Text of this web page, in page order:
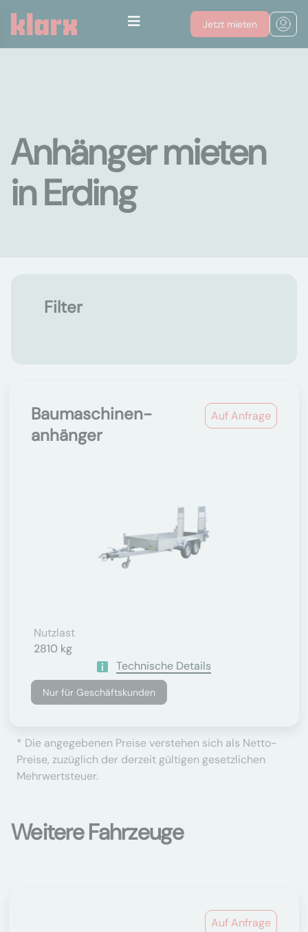
Jetzt mieten
Anhänger mieten
in Erding
Filter
Auf Anfrage
Baumaschinen-
anhänger
Nutzlast
2810 kg
Technische Details
Nur für Geschäftskunden
* Die angegebenen Preise verstehen sich als Netto-
Preise, zuzüglich der derzeit gültigen gesetzlichen
Mehrwertsteuer.
Weitere Fahrzeuge
Auf Anfrage